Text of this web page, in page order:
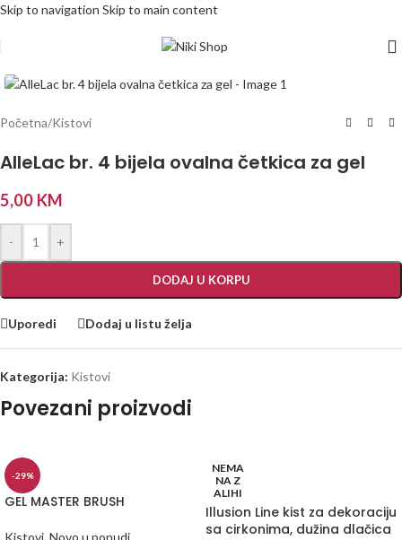
Skip to navigation Skip to main content
Početna/Kistovi
AlleLac br. 4 bijela ovalna četkica za gel
5,00 KM
- +
DODAJ U KORPU
Uporedi Dodaj u listu želja
Kategorija: Kistovi
Povezani proizvodi
-29%
GEL MASTER BRUSH
NEMA
NA Z
ALIHI
Illusion Line kist za dekoraciju
sa cirkonima, dužina dlačica